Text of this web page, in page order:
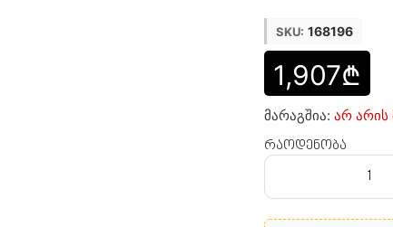
SKU: 168196
1,907₾
მარაგშია: არ არის
რაოდენობა